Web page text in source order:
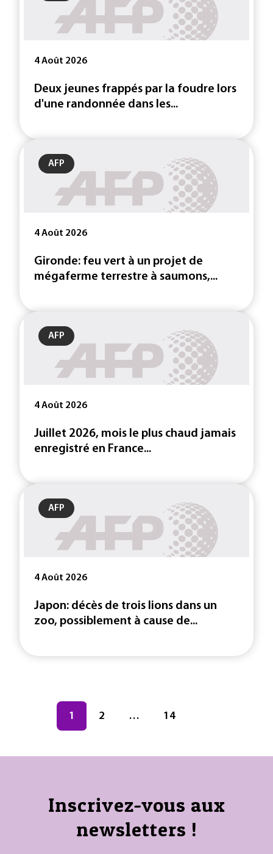
4 Août 2026
Deux jeunes frappés par la foudre lors
d'une randonnée dans les...
AFP
4 Août 2026
Gironde: feu vert à un projet de
mégaferme terrestre à saumons,...
AFP
4 Août 2026
Juillet 2026, mois le plus chaud jamais
enregistré en France...
AFP
4 Août 2026
Japon: décès de trois lions dans un
zoo, possiblement à cause de...
Navigation des articles
Page
1 Page
2 … Page
14
Inscrivez-vous aux
newsletters !